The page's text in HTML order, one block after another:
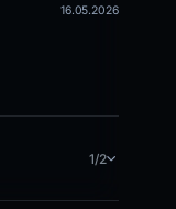
16.05.2026
1/2